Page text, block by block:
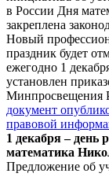
в России Дня
закреплена
Новый
праздник будет
ежегодно 1
установлен
Минпросвещения
документ
правовой
1 декабря – день
математика
Предложение об